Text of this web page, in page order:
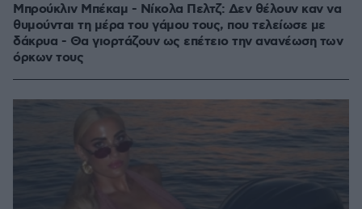
Μπρούκλιν Μπέκαμ - Νίκολα Πελτζ: Δεν θέλουν καν να
θυμούνται τη μέρα του γάμου τους, που τελείωσε με
δάκρυα - Θα γιορτάζουν ως επέτειο την ανανέωση των
όρκων τους